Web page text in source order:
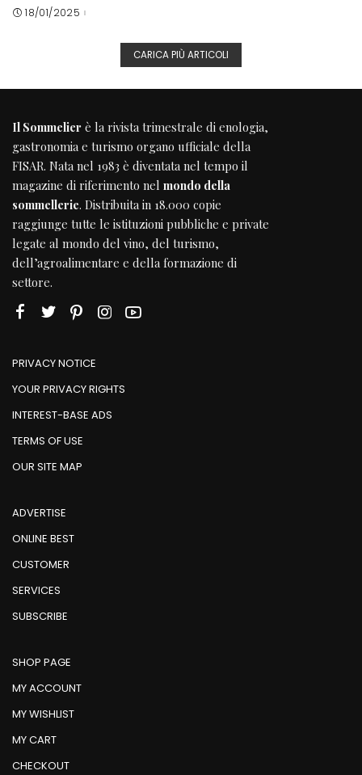
18/01/2025
CARICA PIÙ ARTICOLI
Il Sommelier è la rivista trimestrale di enologia,
gastronomia e turismo organo ufficiale della
FISAR. Nata nel 1983 è diventata nel tempo il
magazine di riferimento nel mondo della
sommellerie. Distribuita in 18.000 copie
raggiunge tutte le istituzioni pubbliche e private
legate al mondo del vino, del turismo,
dell’agroalimentare e della formazione di
settore.
PRIVACY NOTICE
YOUR PRIVACY RIGHTS
INTEREST-BASE ADS
TERMS OF USE
OUR SITE MAP
ADVERTISE
ONLINE BEST
CUSTOMER
SERVICES
SUBSCRIBE
SHOP PAGE
MY ACCOUNT
MY WISHLIST
MY CART
CHECKOUT